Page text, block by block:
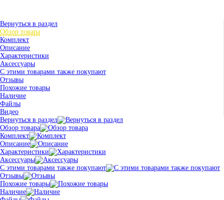
Вернуться в раздел
Обзор товара
Комплект
Описание
Характеристики
Аксессуары
С этими товарами также покупают
Отзывы
Похожие товары
Наличие
Файлы
Видео
Вернуться в раздел
Обзор товара
Комплект
Описание
Характеристики
Аксессуары
С этими товарами также покупают
Отзывы
Похожие товары
Наличие